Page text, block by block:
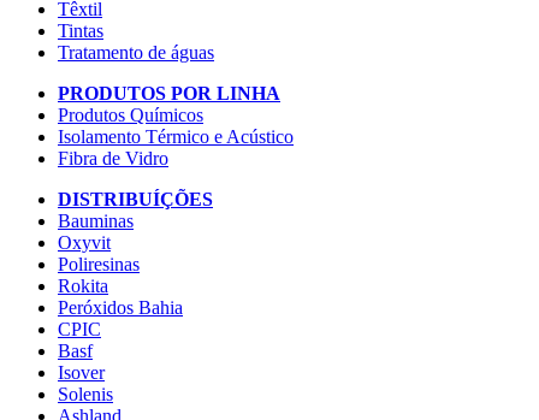
Têxtil
Tintas
Tratamento de águas
PRODUTOS POR LINHA
Produtos Químicos
Isolamento Térmico e Acústico
Fibra de Vidro
DISTRIBUÍÇÕES
Bauminas
Oxyvit
Poliresinas
Rokita
Peróxidos Bahia
CPIC
Basf
Isover
Solenis